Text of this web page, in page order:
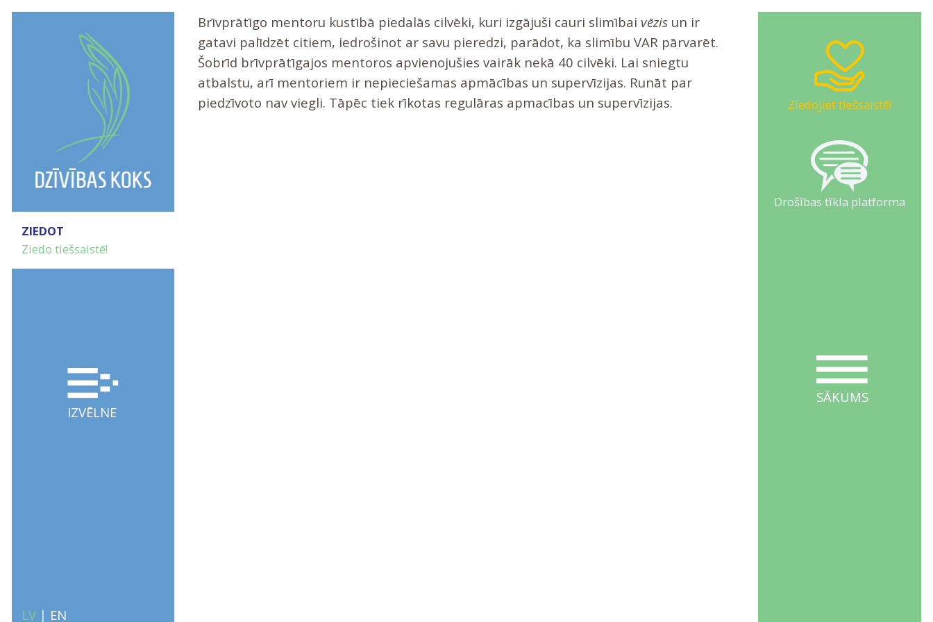
Ziedojiet tiešsaistē!
Drošības tīkla platforma
SĀKUMS
ZIEDOT
Ziedo tiešsaistē!
IZVĒLNE
LV| EN
Brīvprātīgo mentoru kustībā piedalās cilvēki, kuri izgājuši cauri slimībai vēzis un ir
gatavi palīdzēt citiem, iedrošinot ar savu pieredzi, parādot, ka slimību VAR pārvarēt.
Šobrīd brīvprātīgajos mentoros apvienojušies vairāk nekā 40 cilvēki. Lai sniegtu
atbalstu, arī mentoriem ir nepieciešamas apmācības un supervīzijas. Runāt par
piedzīvoto nav viegli. Tāpēc tiek rīkotas regulāras apmacības un supervīzijas.